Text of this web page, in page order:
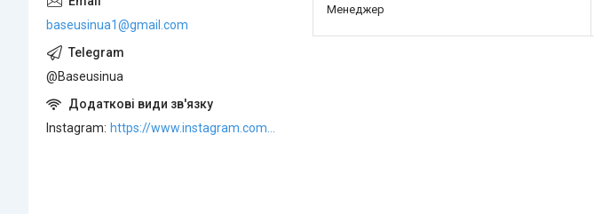
Менеджер
baseusinua1@gmail.com
@Baseusinua
Instagram https://www.instagram.com/baseus.in.ua/